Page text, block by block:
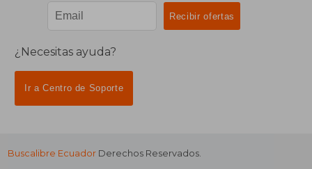
¿Necesitas ayuda?
Ir a Centro de Soporte
Buscalibre Ecuador Derechos Reservados.